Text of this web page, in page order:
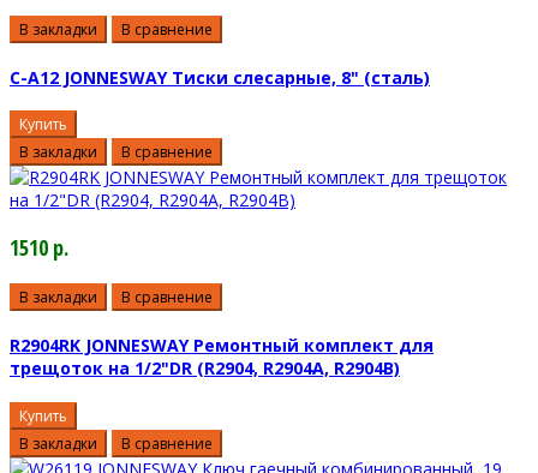
В закладки В сравнение
C-A12 JONNESWAY Тиски слесарные, 8" (сталь)
Купить
В закладки
В сравнение
1510 р.
В закладки В сравнение
R2904RK JONNESWAY Ремонтный комплект для
трещоток на 1/2"DR (R2904, R2904А, R2904B)
Купить
В закладки
В сравнение